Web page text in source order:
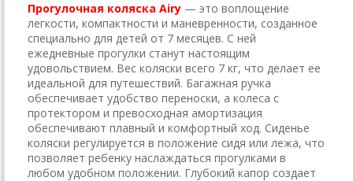
Прогулочная коляска Airy — это воплощение
легкости, компактности и маневренности, созданное
специально для детей от 7 месяцев. С ней
ежедневные прогулки станут настоящим
удовольствием. Вес коляски всего 7 кг, что делает ее
идеальной для путешествий. Багажная ручка
обеспечивает удобство переноски, а колеса с
протектором и превосходная амортизация
обеспечивают плавный и комфортный ход. Сиденье
коляски регулируется в положение сидя или лежа, что
позволяет ребенку наслаждаться прогулками в
любом удобном положении. Глубокий капор создает